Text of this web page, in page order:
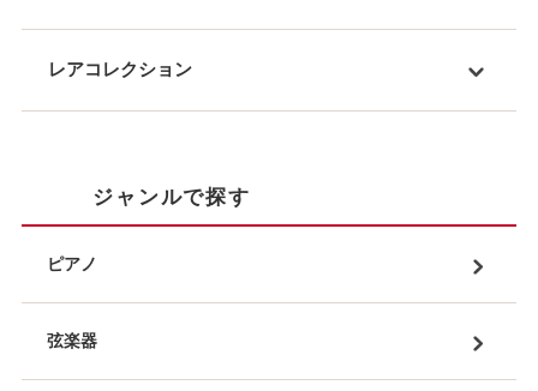
レアコレクション
ジャンルで探す
ピアノ
弦楽器